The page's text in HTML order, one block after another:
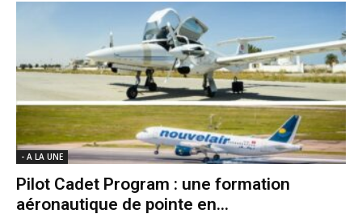
- A LA UNE
Pilot Cadet Program : une formation
aéronautique de pointe en...